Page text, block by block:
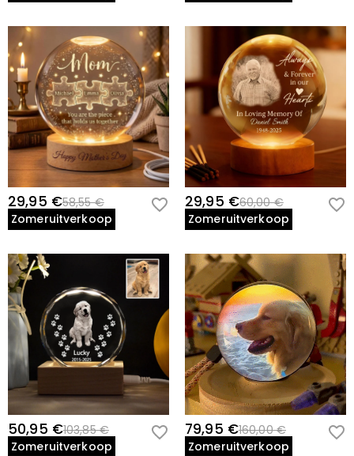
29,95 €58,55 €
Zomeruitverkoop
29,95 €60,00 €
Zomeruitverkoop
50,95 €103,85 €
Zomeruitverkoop
79,95 €160,00 €
Zomeruitverkoop